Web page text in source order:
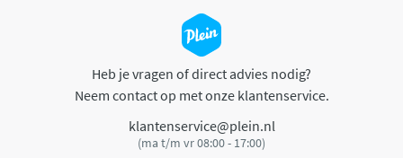
Heb je vragen of direct advies nodig?
Neem contact op met onze klantenservice.
klantenservice@plein.nl
(ma t/m vr 08:00 - 17:00)